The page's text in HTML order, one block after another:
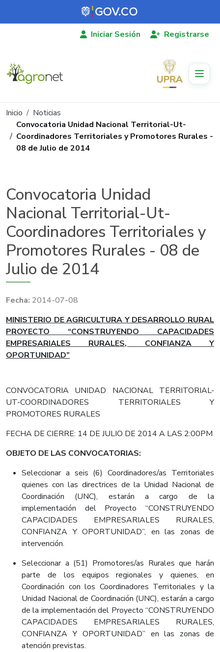
Pasar al contenido principal
Iniciar Sesión Registrarse
Ruta de navegación
Inicio
Noticias
Convocatoria Unidad Nacional Territorial-Ut-
Coordinadores Territoriales y Promotores Rurales -
08 de Julio de 2014
Convocatoria Unidad
Nacional Territorial-Ut-
Coordinadores Territoriales y
Promotores Rurales - 08 de
Julio de 2014
2014-07-08
​MINISTERIO DE AGRICULTURA Y DESARROLLO RURAL
PROYECTO “CONSTRUYENDO CAPACIDADES
EMPRESARIALES RURALES, CONFIANZA Y
OPORTUNIDAD”
CONVOCATORIA UNIDAD NACIONAL TERRITORIAL-
UT-COORDINADORES TERRITORIALES Y
PROMOTORES RURALES
FECHA DE CIERRE: 14 DE JULIO DE 2014 A LAS 2:00PM
OBJETO DE LAS CONVOCATORIAS:
Seleccionar a seis (6) Coordinadores/as Territoriales
quienes con las directrices de la Unidad Nacional de
Coordinación (UNC), estarán a cargo de la
implementación del Proyecto “CONSTRUYENDO
CAPACIDADES EMPRESARIALES RURALES,
CONFIANZA Y OPORTUNIDAD”, en las zonas de
intervención.
Seleccionar a (51) Promotores/as Rurales que harán
parte de los equipos regionales y quienes, en
Coordinación con los Coordinadores Territoriales y la
Unidad Nacional de Coordinación (UNC), estarán a cargo
de la implementación del Proyecto “CONSTRUYENDO
CAPACIDADES EMPRESARIALES RURALES,
CONFIANZA Y OPORTUNIDAD” en las zonas de
atención previstas.